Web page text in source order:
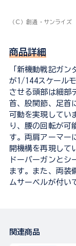
（Ｃ）創通・サンライズ
商品詳細
「新機動戦記ガ
が1/144スケール
させる頭部は細部
首、股関節、足首
可動を実現してい
り、腰の回転が可
す。両肩アーマー
開機構を再現して
ドーバーガンとシ
ます。また、両装
ムサーベルが付い
関連商品